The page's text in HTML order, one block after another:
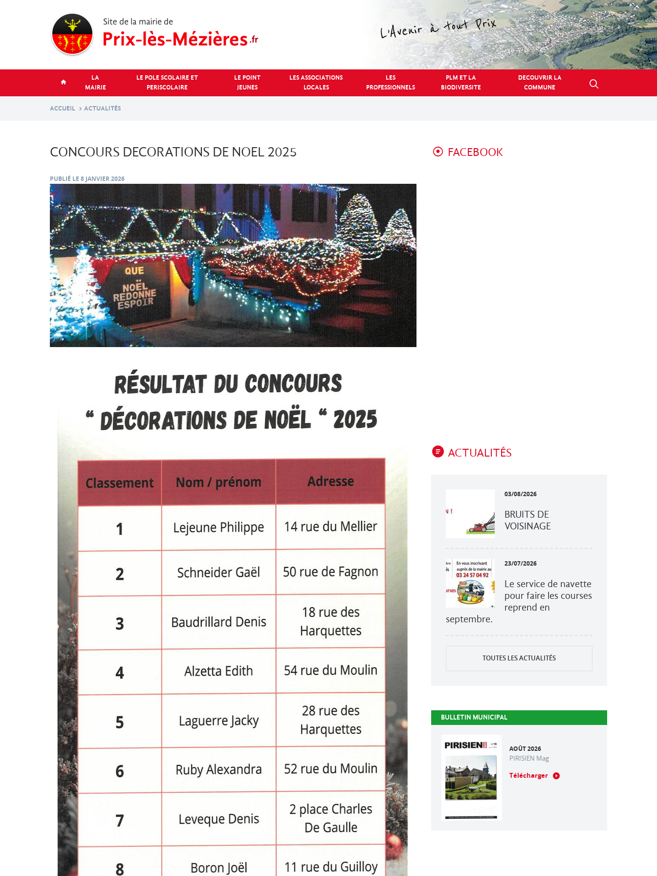
LA
MAIRIE
LE POLE SCOLAIRE ET
PERISCOLAIRE
LE POINT
JEUNES
LES ASSOCIATIONS
LOCALES
LES
PROFESSIONNELS
PLM ET LA
BIODIVERSITE
DECOUVRIR LA
COMMUNE
ACCUEIL ACTUALITÉS
CONCOURS DECORATIONS DE NOEL 2025
PUBLIÉ LE 8 JANVIER 2026
FACEBOOK
ACTUALITÉS
03/08/2026
BRUITS DE
VOISINAGE
23/07/2026
Le service de navette
pour faire les courses
reprend en
septembre.
TOUTES LES ACTUALITÉS
BULLETIN MUNICIPAL
AOÛT 2026
PIRISIEN Mag
Télécharger